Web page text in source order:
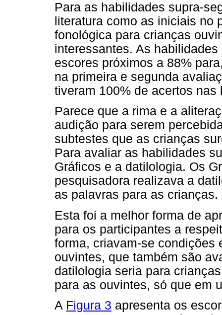
Para as habilidades supra-
literatura como as iniciais no
fonológica para crianças
interessantes. As
escores próximos a 88%
na primeira e segunda
tiveram 100% de acertos
Parece que a rima e a
audição para serem
subtestes que as crianças
Para avaliar as habilidades
Gráficos e a datilologia. Os
pesquisadora realizava a
as palavras para as crianças.
Esta foi a melhor forma de
para os participantes a
forma, criavam-se condições
ouvintes, que também são
datilologia seria para
para as ouvintes, só que em
A Figura 3 apresenta os